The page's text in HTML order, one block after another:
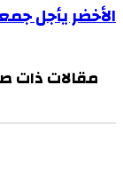
الأخضر يأجل
مقالات ذات